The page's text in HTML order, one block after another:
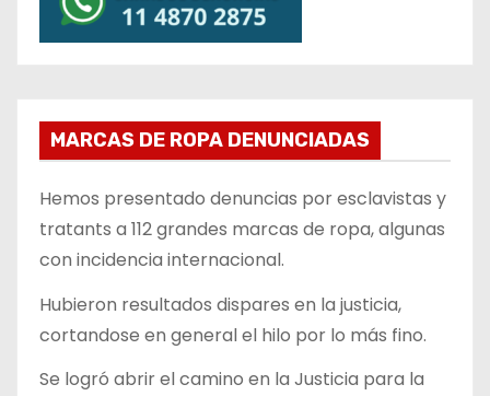
MARCAS DE ROPA DENUNCIADAS
Hemos presentado denuncias por esclavistas y
tratants a 112 grandes marcas de ropa, algunas
con incidencia internacional.
Hubieron resultados dispares en la justicia,
cortandose en general el hilo por lo más fino.
Se logró abrir el camino en la Justicia para la